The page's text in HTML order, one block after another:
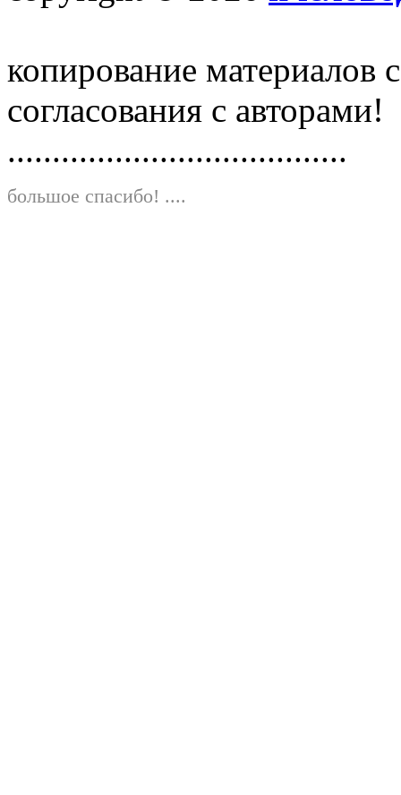
копирование материалов
согласования с авторами!
......................................
большое спасибо! ....